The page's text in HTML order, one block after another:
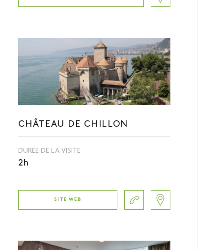
CHÂTEAU DE CHILLON
DURÉE DE LA VISITE
2h
SITE WEB